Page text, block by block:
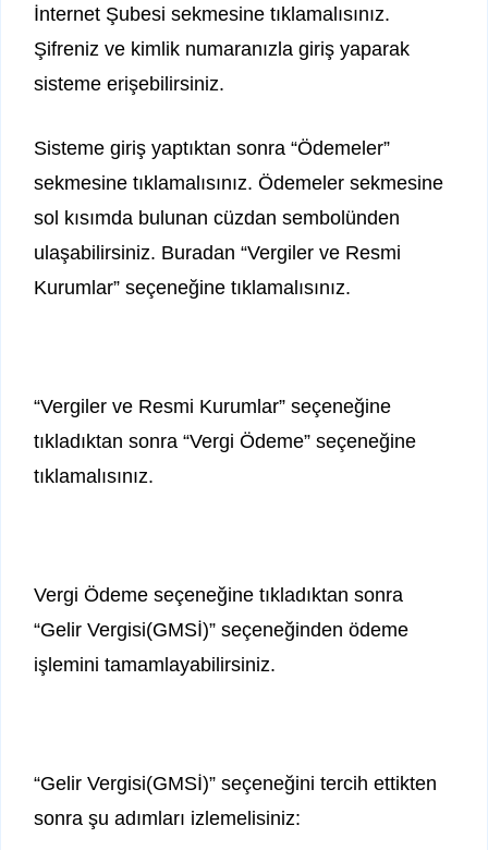
İnternet Şubesi sekmesine tıklamalısınız.
Şifreniz ve kimlik numaranızla giriş yaparak
sisteme erişebilirsiniz.
Sisteme giriş yaptıktan sonra “Ödemeler”
sekmesine tıklamalısınız. Ödemeler sekmesine
sol kısımda bulunan cüzdan sembolünden
ulaşabilirsiniz. Buradan “Vergiler ve Resmi
Kurumlar” seçeneğine tıklamalısınız.
“Vergiler ve Resmi Kurumlar” seçeneğine
tıkladıktan sonra “Vergi Ödeme” seçeneğine
tıklamalısınız.
Vergi Ödeme seçeneğine tıkladıktan sonra
“Gelir Vergisi(GMSİ)” seçeneğinden ödeme
işlemini tamamlayabilirsiniz.
“Gelir Vergisi(GMSİ)” seçeneğini tercih ettikten
sonra şu adımları izlemelisiniz: